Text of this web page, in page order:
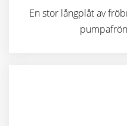
En stor långplåt av